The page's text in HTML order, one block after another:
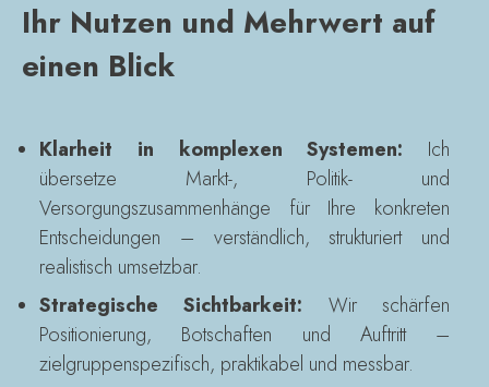
Ihr Nutzen und Mehrwert auf
einen Blick
Klarheit in komplexen Systemen: Ich
übersetze Markt-, Politik- und
Versorgungszusammenhänge für Ihre konkreten
Entscheidungen – verständlich, strukturiert und
realistisch umsetzbar.
Strategische Sichtbarkeit: Wir schärfen
Positionierung, Botschaften und Auftritt –
zielgruppenspezifisch, praktikabel und messbar.